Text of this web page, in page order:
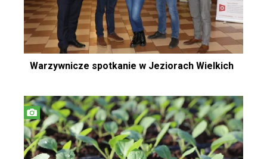
Warzywnicze spotkanie w Jeziorach Wielkich